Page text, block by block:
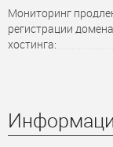
Мониторинг
регистрации
хостинга: